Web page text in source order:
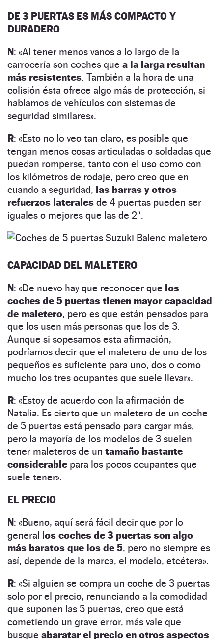
DE 3 PUERTAS ES MÁS COMPACTO Y
DURADERO
N: «Al tener menos vanos a lo largo de la
carrocería son coches que a la larga resultan
más resistentes. También a la hora de una
colisión ésta ofrece algo más de protección, si
hablamos de vehículos con sistemas de
seguridad similares».
R: «Esto no lo veo tan claro, es posible que
tengan menos cosas articuladas o soldadas que
puedan romperse, tanto con el uso como con
los kilómetros de rodaje, pero creo que en
cuando a seguridad, las barras y otros
refuerzos laterales de 4 puertas pueden ser
iguales o mejores que las de 2″.
CAPACIDAD DEL MALETERO
N: «De nuevo hay que reconocer que los
coches de 5 puertas tienen mayor capacidad
de maletero, pero es que están pensados para
que los usen más personas que los de 3.
Aunque si sopesamos esta afirmación,
podríamos decir que el maletero de uno de los
pequeños es suficiente para uno, dos o como
mucho los tres ocupantes que suele llevar».
R: «Estoy de acuerdo con la afirmación de
Natalia. Es cierto que un maletero de un coche
de 5 puertas está pensado para cargar más,
pero la mayoría de los modelos de 3 suelen
tener maleteros de un tamaño bastante
considerable para los pocos ocupantes que
suele tener».
EL PRECIO
N: «Bueno, aquí será fácil decir que por lo
general los coches de 3 puertas son algo
más baratos que los de 5, pero no siempre es
así, depende de la marca, el modelo, etcétera».
R: «Si alguien se compra un coche de 3 puertas
solo por el precio, renunciando a la comodidad
que suponen las 5 puertas, creo que está
cometiendo un grave error, más vale que
busque abaratar el precio en otros aspectos